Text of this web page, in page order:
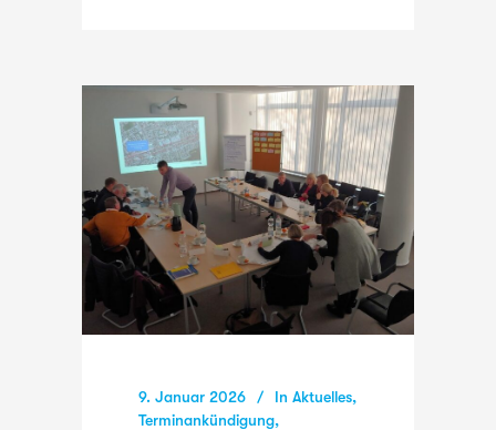
9. Januar 2026 In Aktuelles,
Terminankündigung,